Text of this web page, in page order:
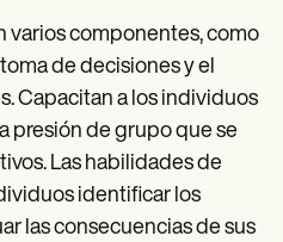
varios componentes, como
de decisiones y el
Capacitan a los individuos
presión de grupo que se
Las habilidades de
identificar los
las consecuencias de sus